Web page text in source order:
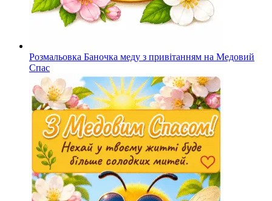
Розмальовка Баночка меду з привітанням на Медовий
Спас